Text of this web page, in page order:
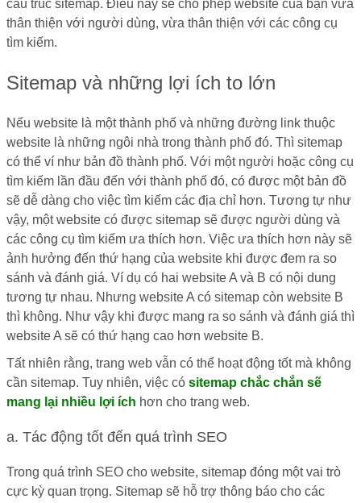
cấu trúc sitemap. Điều này sẽ cho phép website của bạn vừa
thân thiện với người dùng, vừa thân thiện với các công cụ
tìm kiếm.
Sitemap và những lợi ích to lớn
Nếu website là một thành phố và những đường link thuộc
website là những ngôi nhà trong thành phố đó. Thì sitemap
có thể ví như bản đồ thành phố. Với một người hoặc công cụ
tìm kiếm lần đầu đến với thành phố đó, có được một bản đồ
sẽ dễ dàng cho việc tìm kiếm các địa chỉ hơn. Tương tự như
vậy, một website có được sitemap sẽ được người dùng và
các công cụ tìm kiếm ưa thích hơn. Việc ưa thích hơn này sẽ
ảnh hưởng đến thứ hạng của website khi được đem ra so
sánh và đánh giá. Ví dụ có hai website A và B có nội dung
tương tự nhau. Nhưng website A có sitemap còn website B
thì không. Như vậy khi được mang ra so sánh và đánh giá thì
website A sẽ có thứ hạng cao hơn website B.
Tất nhiên rằng, trang web vẫn có thể hoạt động tốt mà không
cần sitemap. Tuy nhiên, việc có sitemap chắc chắn sẽ
mang lại nhiều lợi ích hơn cho trang web.
a. Tác động tốt đến quá trình SEO
Trong quá trình SEO cho website, sitemap đóng một vai trò
cực kỳ quan trọng. Sitemap sẽ hỗ trợ thông báo cho các